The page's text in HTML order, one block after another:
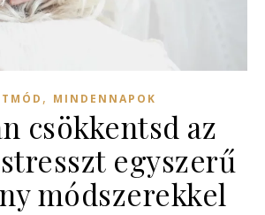
, MINDENNAPOK
csökkentsd az
egyszerű
módszerekkel